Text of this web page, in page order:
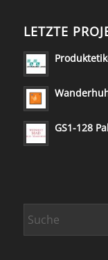
LETZTE
GS1-128